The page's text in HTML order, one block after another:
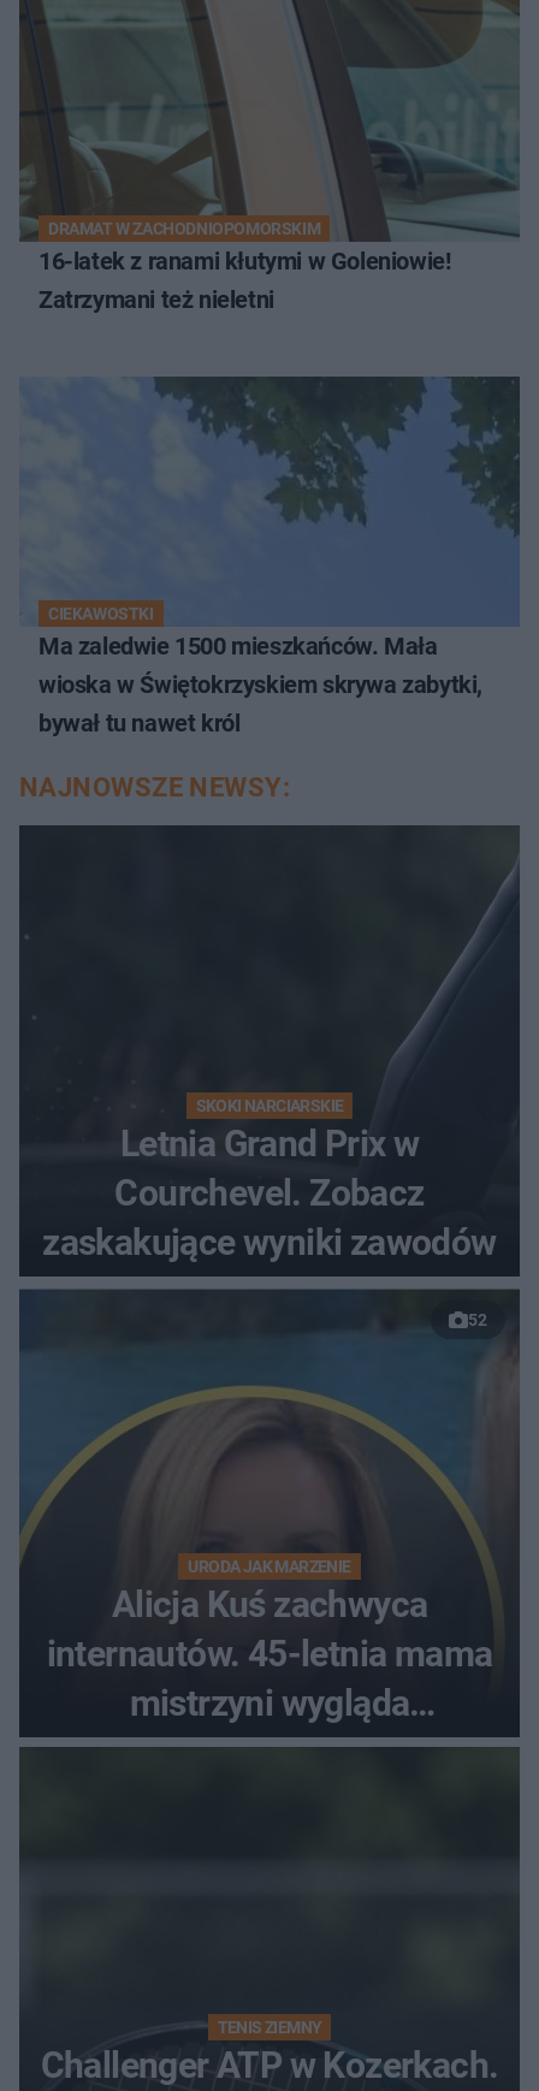
DRAMAT W ZACHODNIOPOMORSKIM
16-latek z ranami kłutymi w Goleniowie!
Zatrzymani też nieletni
CIEKAWOSTKI
Ma zaledwie 1500 mieszkańców. Mała
wioska w Świętokrzyskiem skrywa zabytki,
bywał tu nawet król
NAJNOWSZE NEWSY:
SKOKI NARCIARSKIE
Letnia Grand Prix w
Courchevel. Zobacz
zaskakujące wyniki zawodów
52
URODA JAK MARZENIE
Alicja Kuś zachwyca
internautów. 45-letnia mama
mistrzyni wygląda
zjawiskowo
TENIS ZIEMNY
Challenger ATP w Kozerkach.